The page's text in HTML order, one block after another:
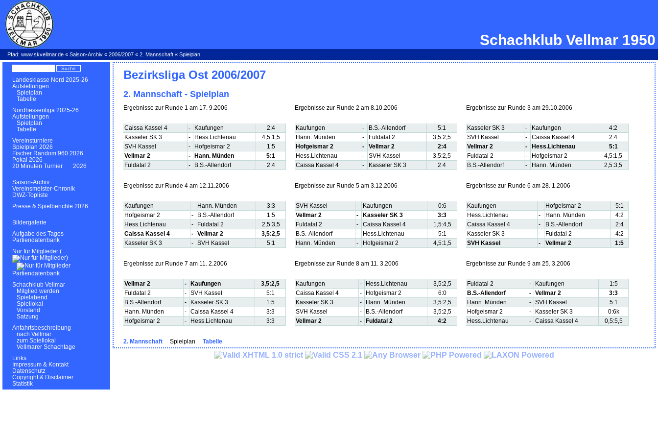
Schachklub Vellmar 1950
Pfad: www.skvellmar.de « Saison-Archiv « 2006/2007 « 2. Mannschaft « Spielplan
Landesklasse Nord 2025-26
Aufstellungen
Spielplan
Tabelle
Nordhessenliga 2025-26
Aufstellungen
Spielplan
Tabelle
Vereinsturniere
Spielplan 2026
Fischer Random 960 2026
Pokal 2026
20 Minuten Turnier 2026
Saison-Archiv
Vereinsmeister-Chronik
DWZ-Topliste
Presse & Spielberichte 2026
Bildergalerie
Aufgabe des Tages
Partiendatenbank
Nur für Mitglieder (
)
Partiendatenbank
Schachklub Vellmar
Mitglied werden
Spielabend
Spiellokal
Vorstand
Satzung
Anfahrtsbeschreibung
nach Vellmar
zum Spiellokal
Vellmarer Schachtage
Links
Impressum & Kontakt
Datenschutz
Copyright & Disclaimer
Statistik
Bezirksliga Ost 2006/2007
2. Mannschaft - Spielplan
Ergebnisse zur Runde 1 am 17. 9.2006
Caissa Kassel 4 - Kaufungen
2:4
Kasseler SK 3
- Hess.Lichtenau
4,5:1,5
SVH Kassel
- Hofgeismar 2
1:5
Vellmar 2
- Hann. Münden
5:1
Fuldatal 2
- B.S.-Allendorf 2:4
Ergebnisse zur Runde 2 am 8.10.2006
Kaufungen - B.S.-Allendorf
5:1
Hann. Münden
- Fuldatal 2
3,5:2,5
Hofgeismar 2
- Vellmar 2
2:4
Hess.Lichtenau
- SVH Kassel
3,5:2,5
Caissa Kassel 4
- Kasseler SK 3 2:4
Ergebnisse zur Runde 3 am 29.10.2006
Kasseler SK 3 - Kaufungen
4:2
SVH Kassel
- Caissa Kassel 4
2:4
Vellmar 2
- Hess.Lichtenau
5:1
Fuldatal 2
- Hofgeismar 2
4,5:1,5
B.S.-Allendorf
- Hann. Münden 2,5:3,5
Ergebnisse zur Runde 4 am 12.11.2006
Kaufungen - Hann. Münden
3:3
Hofgeismar 2
- B.S.-Allendorf
1:5
Hess.Lichtenau
- Fuldatal 2
2,5:3,5
Caissa Kassel 4
- Vellmar 2
3,5:2,5
Kasseler SK 3
- SVH Kassel 5:1
Ergebnisse zur Runde 5 am 3.12.2006
SVH Kassel - Kaufungen
0:6
Vellmar 2
- Kasseler SK 3
3:3
Fuldatal 2
- Caissa Kassel 4
1,5:4,5
B.S.-Allendorf
- Hess.Lichtenau
5:1
Hann. Münden
- Hofgeismar 2 4,5:1,5
Ergebnisse zur Runde 6 am 28. 1.2006
Kaufungen - Hofgeismar 2
5:1
Hess.Lichtenau
- Hann. Münden
4:2
Caissa Kassel 4
- B.S.-Allendorf
2:4
Kasseler SK 3
- Fuldatal 2
4:2
SVH Kassel
- Vellmar 2 1:5
Ergebnisse zur Runde 7 am 11. 2.2006
Vellmar 2 - Kaufungen
3,5:2,5
Fuldatal 2
- SVH Kassel
5:1
B.S.-Allendorf
- Kasseler SK 3
1:5
Hann. Münden
- Caissa Kassel 4
3:3
Hofgeismar 2
- Hess.Lichtenau 3:3
Ergebnisse zur Runde 8 am 11. 3.2006
Kaufungen - Hess.Lichtenau
3,5:2,5
Caissa Kassel 4
- Hofgeismar 2
6:0
Kasseler SK 3
- Hann. Münden
3,5:2,5
SVH Kassel
- B.S.-Allendorf
3,5:2,5
Vellmar 2
- Fuldatal 2 4:2
Ergebnisse zur Runde 9 am 25. 3.2006
Fuldatal 2 - Kaufungen
1:5
B.S.-Allendorf
- Vellmar 2
3:3
Hann. Münden
- SVH Kassel
5:1
Hofgeismar 2
- Kasseler SK 3
0:6k
Hess.Lichtenau
- Caissa Kassel 4 0,5:5,5
2. Mannschaft Spielplan Tabelle